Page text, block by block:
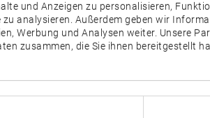
und Anzeigen zu personalisieren,
analysieren. Außerdem geben wir
Werbung und Analysen weiter. Unsere
zusammen, die Sie ihnen bereitgestellt
zu einer kompletten mechanischen
gefährden.
Steuerung
mit robusten
kommen Funktionen zum
Identifikationsprozesse für die